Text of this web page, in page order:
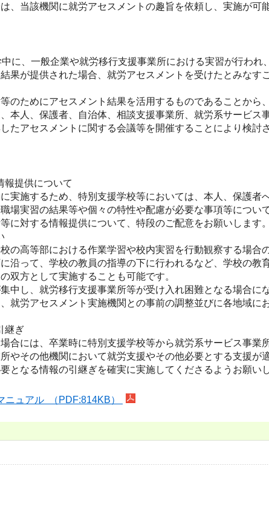
当該機関に就労アセスメントの趣旨を依頼し、実施が可
に、一般企業や就労移行支援事業所における実習が行われ
果が提供された場合、就労アセスメントを受けたとみなす
のためにアセスメント結果を活用するものであることから
本人、保護者、自治体、相談支援事業所、就労系サービス
たアセスメントに関する会議等を開催することにより検討
報提供について
施するため、特別支援学校等においては、本人、保護者
場実習の結果等や個々の特性や配慮が必要な事項等につい
に対する情報提供について、特段のご配意をお願いします。
高等部における作業学習や校内実習を行動観察する場合
沿って、学校の教員の指導の下に行われるなど、学校の教
双方として実施することも可能です。
し、就労移行支援事業所等が受け入れ困難となる場合に
就労アセスメント実施機関との事前の調整並びに各地域に
継ぎ
には、卒業時に特別支援学校等から就労系サービス事業
やその他機関において就労支援やその他必要とする支援が
となる情報の引継ぎを確実に実施してくださるようお願いし
ニュアル （PDF:814KB）